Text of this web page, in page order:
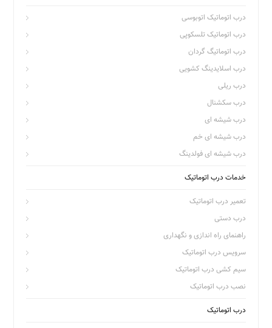
درب اتوماتیک اتوبوسی
درب اتوماتیک تلسکوپی
درب اتوماتیگ گردان
درب اسلایدینگ کشویی
درب ریلی
درب سکشنال
درب شیشه ای
درب شیشه ای خم
درب شیشه ای فولدینگ
خدمات درب اتوماتیک
تعمیر درب اتوماتیک
درب دستی
راهنمای راه اندازی و نگهداری
سرویس درب اتوماتیک
سیم کشی درب اتوماتیک
نصب درب اتوماتیک
درب اتوماتیک